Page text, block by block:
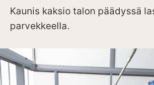
Kaunis kaksio talon päädyssä
parvekkeella.